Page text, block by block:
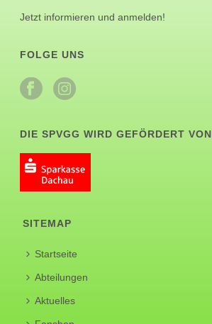
Jetzt informieren und anmelden!
FOLGE UNS
DIE SPVGG WIRD GEFÖRDERT VON
SITEMAP
Startseite
Abteilungen
Aktuelles